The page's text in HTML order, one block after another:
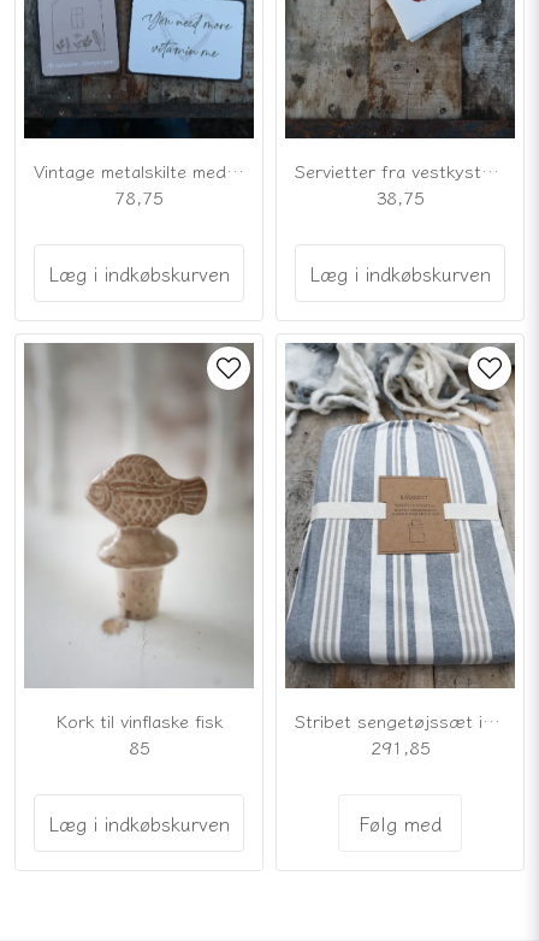
Vintage metalskilte med kærlige budskaber
78,75
Læg i indkøbskurven
Servietter fra vestkysten med hummer
38,75
Læg i indkøbskurven
Kork til vinflaske fisk
85
Læg i indkøbskurven
Stribet sengetøjssæt i blå, beige og offwhite
291,85
Følg med